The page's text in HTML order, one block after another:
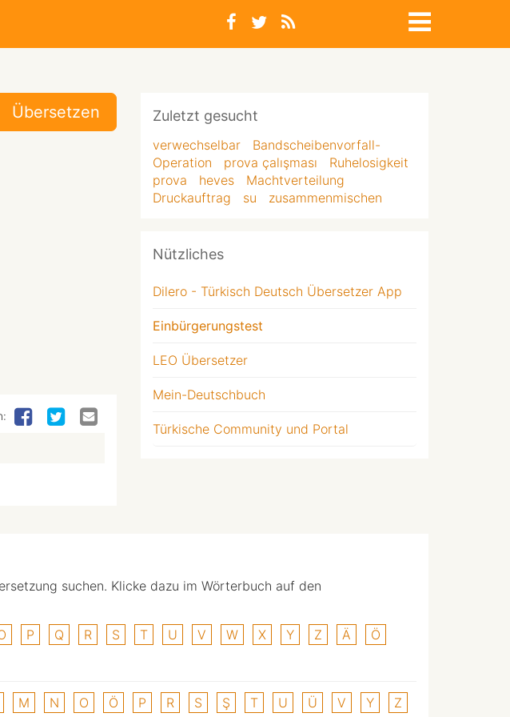
Übersetzen Zuletzt gesucht
verwechselbar
Bandscheibenvorfall-
Operation
prova çalışması
Ruhelosigkeit
prova
heves
Machtverteilung
Druckauftrag
su zusammenmischen
Nützliches
Dilero - Türkisch Deutsch Übersetzer App
Einbürgerungstest
LEO Übersetzer
Mein-Deutschbuch
Türkische Community und Portal
suchen. Klicke dazu im Wörterbuch auf den
P Q R S T U V W X Y Z Ä
Ö
M N O Ö P R S Ş T U Ü V Y Z